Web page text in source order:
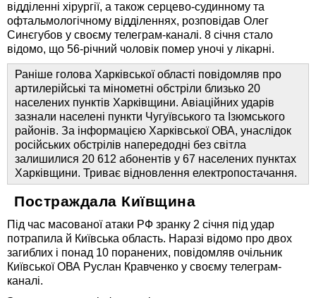
відділенні хірургії, а також серцево-судинному та
офтальмологічному відділеннях, розповідав Олег
Синєгубов у своєму телеграм-каналі. 8 січня стало
відомо, що 56-річний чоловік помер уночі у лікарні.
Раніше голова Харківської області повідомляв про
артилерійські та мінометні обстріли близько 20
населених пунктів Харківщини. Авіаційних ударів
зазнали населені пункти Чугуївського та Ізюмського
районів. За інформацією Харківської ОВА, унаслідок
російських обстрілів напередодні без світла
залишилися 20 612 абонентів у 67 населених пунктах
Харківщини. Триває відновлення електропостачання.
Постраждала Київщина
Під час масованої атаки РФ зранку 2 січня під удар
потрапила й Київська область. Наразі відомо про двох
загиблих і понад 10 поранених, повідомляв очільник
Київської ОВА Руслан Кравченко у своєму телеграм-
каналі.